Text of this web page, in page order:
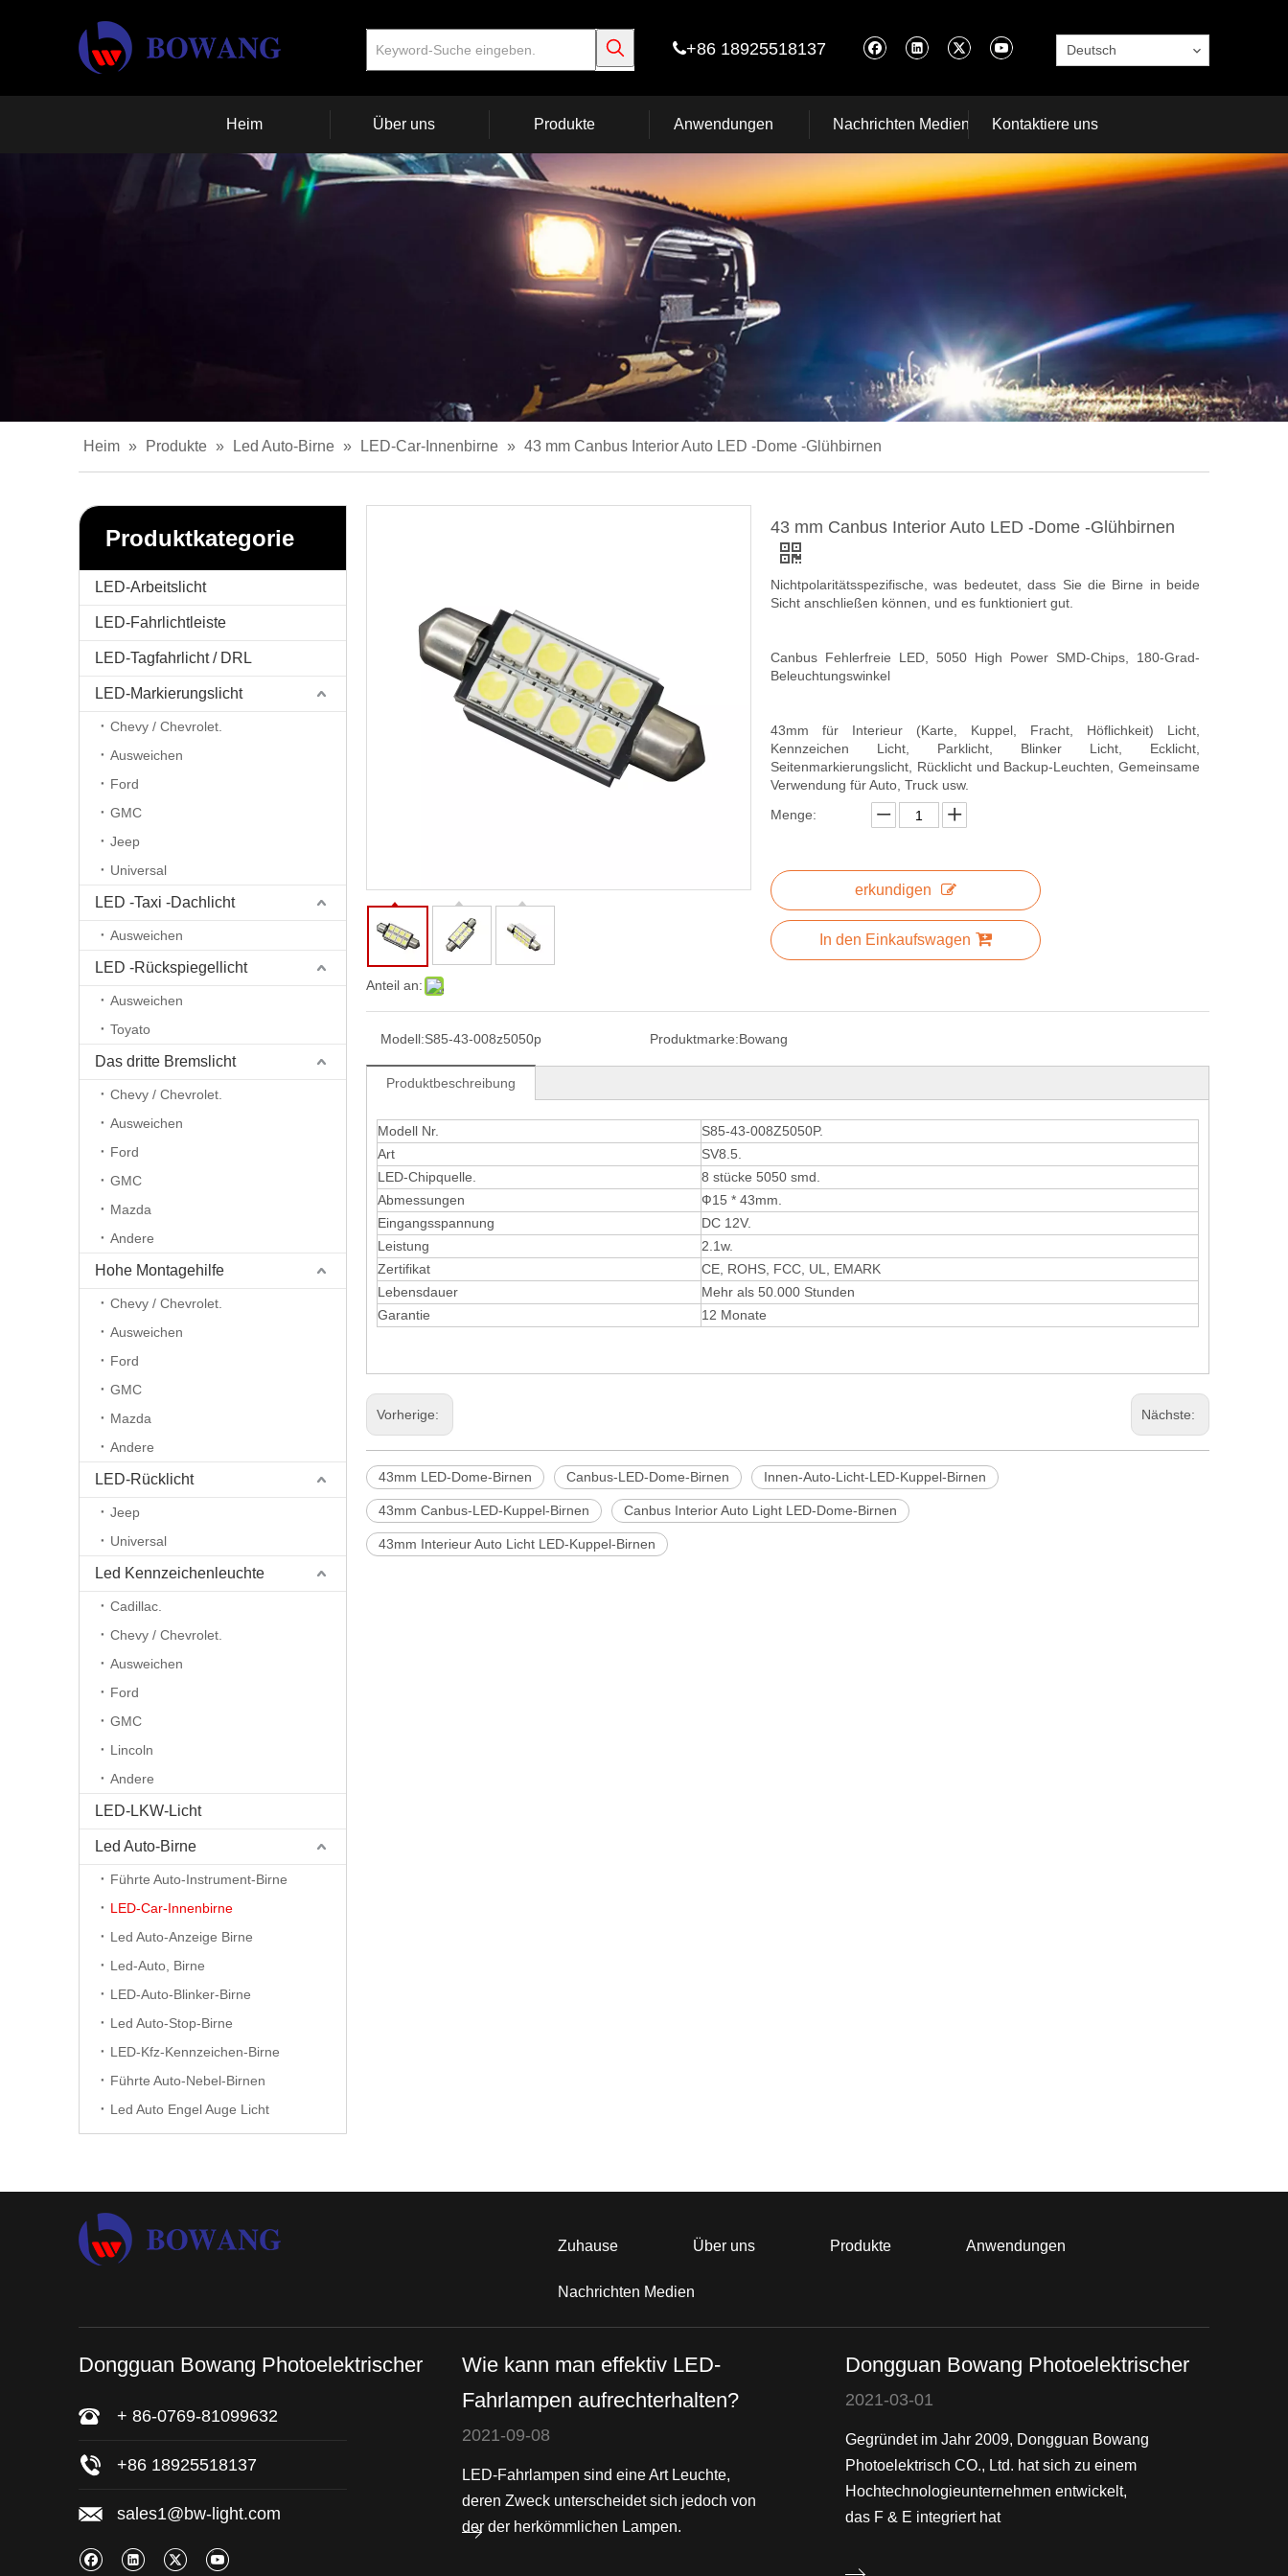
+86 18925518137 Deutsch
Heim Über uns Produkte Anwendungen Nachrichten Medien Kontaktiere uns
Heim » Produkte » Led Auto-Birne » LED-Car-Innenbirne » 43 mm Canbus Interior Auto LED -Dome -Glühbirnen
Produktkategorie
LED-Arbeitslicht
LED-Fahrlichtleiste
LED-Tagfahrlicht / DRL
LED-Markierungslicht
Chevy / Chevrolet.
Ausweichen
Ford
GMC
Jeep
Universal
LED -Taxi -Dachlicht
Ausweichen
LED -Rückspiegellicht
Ausweichen
Toyato
Das dritte Bremslicht
Chevy / Chevrolet.
Ausweichen
Ford
GMC
Mazda
Andere
Hohe Montagehilfe
Chevy / Chevrolet.
Ausweichen
Ford
GMC
Mazda
Andere
LED-Rücklicht
Jeep
Universal
Led Kennzeichenleuchte
Cadillac.
Chevy / Chevrolet.
Ausweichen
Ford
GMC
Lincoln
Andere
LED-LKW-Licht
Led Auto-Birne
Führte Auto-Instrument-Birne
LED-Car-Innenbirne
Led Auto-Anzeige Birne
Led-Auto, Birne
LED-Auto-Blinker-Birne
Led Auto-Stop-Birne
LED-Kfz-Kennzeichen-Birne
Führte Auto-Nebel-Birnen
Led Auto Engel Auge Licht
Anteil an:
43 mm Canbus Interior Auto LED -Dome -Glühbirnen
Nichtpolaritätsspezifische, was bedeutet, dass Sie die Birne in beide
Sicht anschließen können, und es funktioniert gut.
Canbus Fehlerfreie LED, 5050 High Power SMD-Chips, 180-Grad-
Beleuchtungswinkel
43mm für Interieur (Karte, Kuppel, Fracht, Höflichkeit) Licht,
Kennzeichen Licht, Parklicht, Blinker Licht, Ecklicht,
Seitenmarkierungslicht, Rücklicht und Backup-Leuchten, Gemeinsame
Verwendung für Auto, Truck usw.
Menge:
erkundigen
In den Einkaufswagen
Modell:S85-43-008z5050p Produktmarke:Bowang
Produktbeschreibung
Modell Nr.
S85-43-008Z5050P.
Art
SV8.5.
LED-Chipquelle.
8 stücke 5050 smd.
Abmessungen
Ф15 * 43mm.
Eingangsspannung
DC 12V.
Leistung
2.1w.
Zertifikat
CE, ROHS, FCC, UL, EMARK
Lebensdauer
Mehr als 50.000 Stunden
Garantie
12 Monate
Vorherige: Nächste:
43mm LED-Dome-Birnen Canbus-LED-Dome-Birnen Innen-Auto-Licht-LED-Kuppel-Birnen
43mm Canbus-LED-Kuppel-Birnen Canbus Interior Auto Light LED-Dome-Birnen
43mm Interieur Auto Licht LED-Kuppel-Birnen
Zuhause Über uns Produkte Anwendungen
Nachrichten Medien
Dongguan Bowang Photoelektrischer
+ 86-0769-81099632
+86 18925518137
sales1@bw-light.com
Wie kann man effektiv LED-
Fahrlampen aufrechterhalten?
2021-09-08
LED-Fahrlampen sind eine Art Leuchte,
deren Zweck unterscheidet sich jedoch von
der der herkömmlichen Lampen.
Dongguan Bowang Photoelektrischer
2021-03-01
Gegründet im Jahr 2009, Dongguan Bowang
Photoelektrisch CO., Ltd. hat sich zu einem
Hochtechnologieunternehmen entwickelt,
das F & E integriert hat